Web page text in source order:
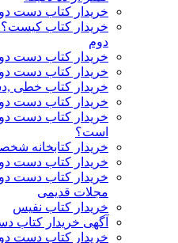
خریدار کتاب دست
خریدار کتاب
دوم
خریدار کتاب دست
خریدار کتاب دست
خریدار کتاب خطی
خریدار کتاب دست
خریدار کتاب دست
است؟
خریدار کتابخانه
خریدار کتاب دست
خریدار کتاب دست
مجلات قدیمی
خریدار کتاب نفیس
آگهی خریدار کتاب
خریدار کتاب دست